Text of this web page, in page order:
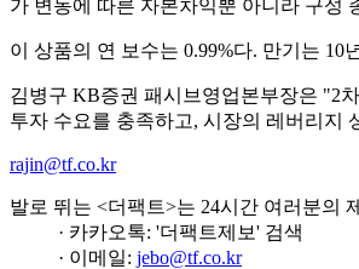
가 변동에 따른 자본차익뿐 아니라 구성
이 상품의 연 보수는 0.99%다. 만기는 10
김병구 KB증권 패시브영업본부장은 "2
투자 수요를 충족하고, 시장의 레버리지
rajin@tf.co.kr
발로 뛰는 <더팩트>는 24시간 여러분의
· 카카오톡: '더팩트제보' 검색
· 이메일: jebo@tf.co.kr